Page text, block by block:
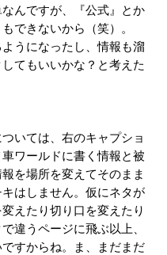
んですが、『公式』とか
できないから（笑）。
うになったし、情報も溜
てもいいかな？と考えた
いては、右のキャプショ
ワールドに書く情報と被
を場所を変えてそのまま
はしません。仮にネタが
えたり切り口を変えたり
違うページに飛ぶ以上、
すからね。ま、まだまだ